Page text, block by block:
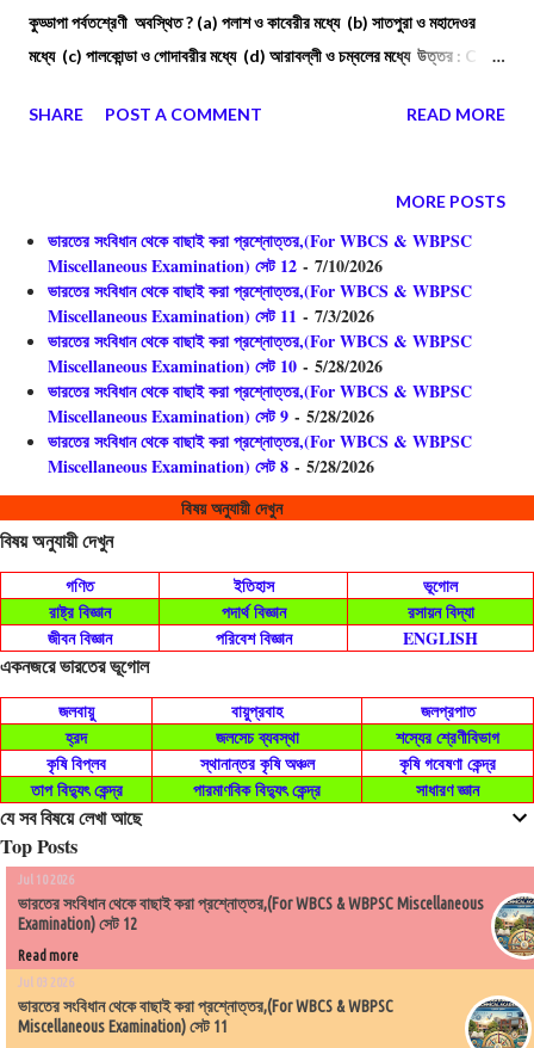
কুড্ডাপা পর্বতশ্রেণী অবস্থিত ? (a) পলাশ ও কাবেরীর মধ্যে (b) সাতপুরা ও মহাদেওর
মধ্যে (c) পালকোন্ডা ও গোদাবরীর মধ্যে (d) আরাবল্লী ও চম্বলের মধ্যে উত্তর : C
অরুণাচল প্রদেশ (c) মনিপুর (d) ঝাড়খন্ড উত্তর : A
SHARE POST A COMMENT READ MORE
MORE POSTS
ভারতের সংবিধান থেকে বাছাই করা প্রশ্নোত্তর,(For WBCS & WBPSC
Miscellaneous Examination) সেট 12 - 7/10/2026
ভারতের সংবিধান থেকে বাছাই করা প্রশ্নোত্তর,(For WBCS & WBPSC
Miscellaneous Examination) সেট 11 - 7/3/2026
ভারতের সংবিধান থেকে বাছাই করা প্রশ্নোত্তর,(For WBCS & WBPSC
Miscellaneous Examination) সেট 10 - 5/28/2026
ভারতের সংবিধান থেকে বাছাই করা প্রশ্নোত্তর,(For WBCS & WBPSC
Miscellaneous Examination) সেট 9 - 5/28/2026
ভারতের সংবিধান থেকে বাছাই করা প্রশ্নোত্তর,(For WBCS & WBPSC
Miscellaneous Examination) সেট 8 - 5/28/2026
বিষয় অনুযায়ী দেখুন
বিষয় অনুযায়ী দেখুন
গণিত ইতিহাস
ভূগোল
রাষ্ট্র বিজ্ঞান
পদার্থ বিজ্ঞান
রসায়ন বিদ্যা
জীবন বিজ্ঞান
পরিবেশ বিজ্ঞান ENGLISH
একনজরে ভারতের ভূগোল
জলবায়ু বায়ুপ্রবাহ
জলপ্রপাত
হ্রদ
জলসেচ ব্যবস্থা
শস্যের শ্রেণীবিভাগ
কৃষি বিপ্লব
স্থানান্তর কৃষি অঞ্চল
কৃষি গবেষণা কেন্দ্র
তাপ বিদ্যুৎ কেন্দ্র
পারমাণবিক বিদ্যুৎ কেন্দ্র সাধারণ জ্ঞান
যে সব বিষয়ে লেখা আছে
Top Posts
Jul 10 2026
ভারতের সংবিধান থেকে বাছাই করা প্রশ্নোত্তর,(For WBCS & WBPSC Miscellaneous
Examination) সেট 12
Read more
Jul 03 2026
ভারতের সংবিধান থেকে বাছাই করা প্রশ্নোত্তর,(For WBCS & WBPSC
Miscellaneous Examination) সেট 11